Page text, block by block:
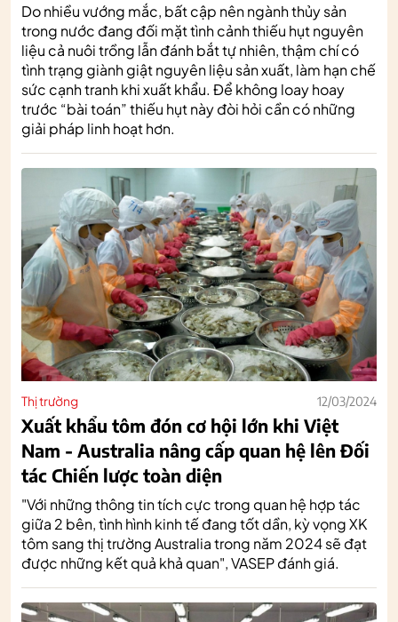
Do nhiều vướng mắc, bất cập nên ngành thủy sản
trong nước đang đối mặt tình cảnh thiếu hụt nguyên
liệu cả nuôi trồng lẫn đánh bắt tự nhiên, thậm chí có
tình trạng giành giật nguyên liệu sản xuất, làm hạn chế
sức cạnh tranh khi xuất khẩu. Để không loay hoay
trước “bài toán” thiếu hụt này đòi hỏi cần có những
giải pháp linh hoạt hơn.
Thị trường 12/03/2024
Xuất khẩu tôm đón cơ hội lớn khi Việt
Nam - Australia nâng cấp quan hệ lên Đối
tác Chiến lược toàn diện
"Với những thông tin tích cực trong quan hệ hợp tác
giữa 2 bên, tình hình kinh tế đang tốt dần, kỳ vọng XK
tôm sang thị trường Australia trong năm 2024 sẽ đạt
được những kết quả khả quan", VASEP đánh giá.